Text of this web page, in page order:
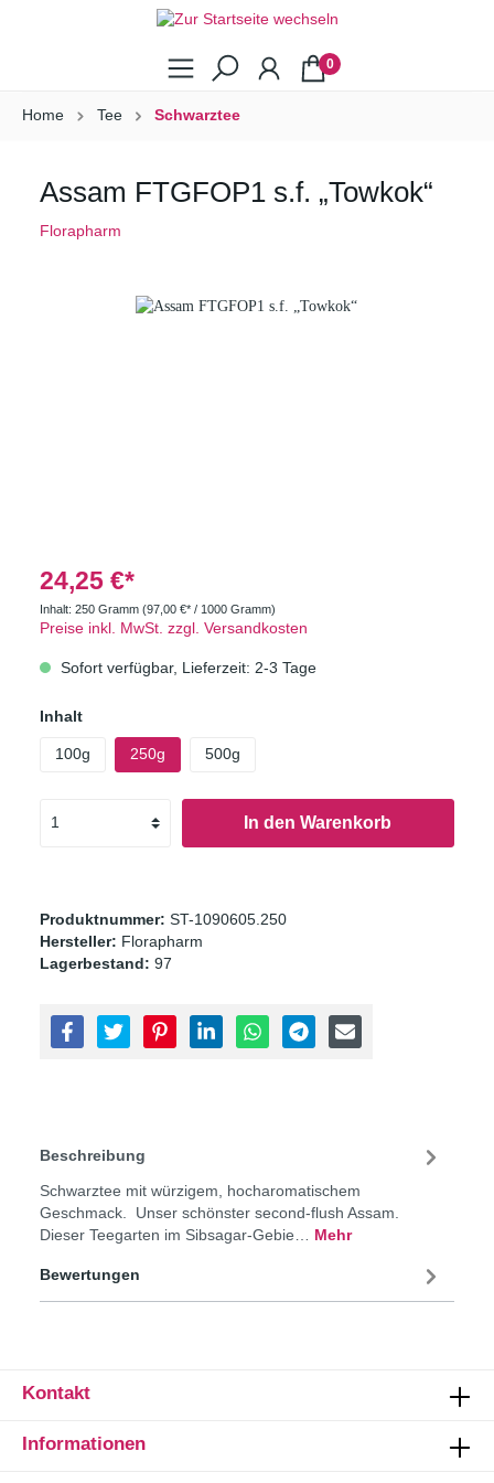
0
Home Tee Schwarztee
Assam FTGFOP1 s.f. „Towkok“
Florapharm
24,25 €*
Inhalt: 250 Gramm (97,00 €* / 1000 Gramm)
Preise inkl. MwSt. zzgl. Versandkosten
Sofort verfügbar, Lieferzeit: 2-3 Tage
Inhalt
100g 250g 500g
In den Warenkorb
Produktnummer: ST-1090605.250
Hersteller: Florapharm
Lagerbestand: 97
Beschreibung
Schwarztee mit würzigem, hocharomatischem
Geschmack. Unser schönster second-flush Assam.
Dieser Teegarten im Sibsagar-Gebie… Mehr
Bewertungen
Kontakt
Informationen